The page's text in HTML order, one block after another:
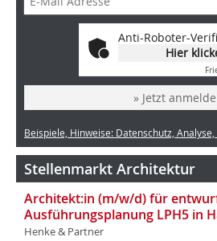
Anti-Roboter-
Hier
» Jetzt
Beispiele, Hinweise: Datenschutz,
Stellenmarkt Architektur
Architekt:in (m/w/d) für
Ausführungsplanung LPH5 in
Henke & Partner